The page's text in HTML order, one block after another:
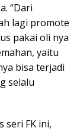
“Dari
lagi promote
pakai oli nya
yaitu
bisa terjadi
selalu
seri FK ini,